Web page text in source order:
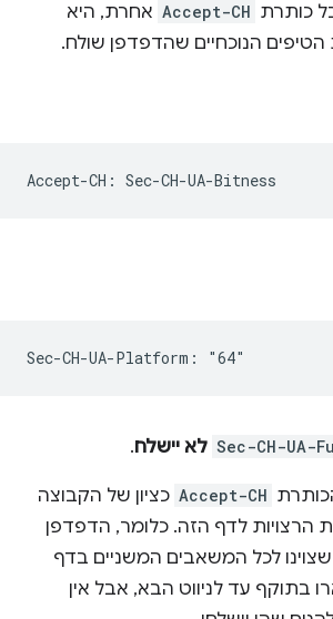
כותרת Accept-CH אחרת, היא
הנוכחיים שהדפדפן שולח.
Sec-CH- לא יישלח.
Accept-CH כציון של הקבוצה
הרצויות לדף הזה. כלומר, הדפדפן
לכל המשאבים המשניים בדף
בתוקף עד לניווט הבא, אבל אין